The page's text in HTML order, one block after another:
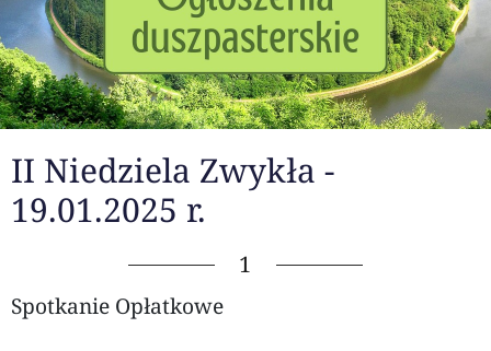
II Niedziela Zwykła -
19.01.2025 r.
1
Spotkanie Opłatkowe